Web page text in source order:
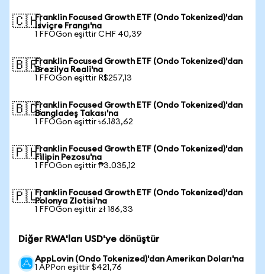
🇨🇭Franklin Focused Growth ETF (Ondo Tokenized)'dan
İsviçre Frangı'na
1 FFOGon eşittir CHF 40,39
🇧🇷Franklin Focused Growth ETF (Ondo Tokenized)'dan
Brezilya Reali'na
1 FFOGon eşittir R$257,13
🇧🇩Franklin Focused Growth ETF (Ondo Tokenized)'dan
Bangladeş Takası'na
1 FFOGon eşittir ৳6.183,62
🇵🇭Franklin Focused Growth ETF (Ondo Tokenized)'dan
Filipin Pezosu'na
1 FFOGon eşittir ₱3.035,12
🇵🇱Franklin Focused Growth ETF (Ondo Tokenized)'dan
Polonya Zlotisi'na
1 FFOGon eşittir zł 186,33
Diğer RWA'ları USD'ye dönüştür
AppLovin (Ondo Tokenized)'dan Amerikan Doları'na
1 APPon eşittir $421,76